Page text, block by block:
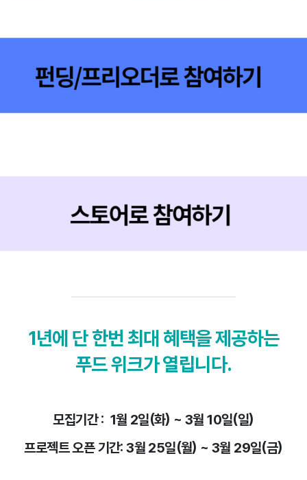
1년에 단 한번 최대 혜택을 제공하는
푸드 위크가 열립니다.
모집기간 :  1월 2일(화) ~ 3월 10일(일)
프로젝트 오픈 기간: 3월 25일(월) ~ 3월 29일(금)